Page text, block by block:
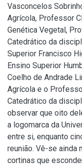
Vasconcelos
Agrícola, Professor
Genética Vegetal,
Catedrático da
Superior Francisco
Ensino Superior
Coelho de Andrade
Agrícola e o
Catedrático da
observar que oito
a logomarca da
entre si, enquanto
reunião. Vê-se ainda
cortinas que